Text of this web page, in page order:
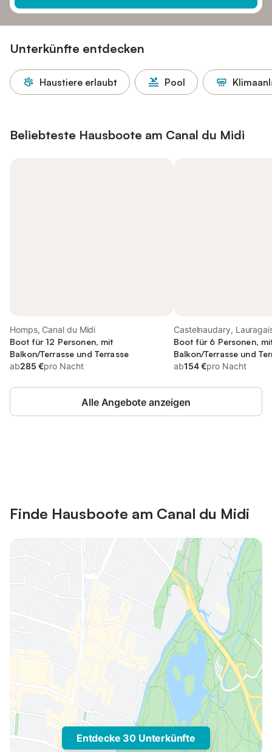
Unterkünfte entdecken
Haustiere erlaubt Pool
Beliebteste Hausboote am Canal du Midi
Homps, Canal du Midi
Boot für 12 Personen, mit
Balkon/Terrasse und Terrasse
ab285 €pro Nacht
Castelnaudary,
Boot für 6 Personen,
Balkon/Terrasse und
ab154 €pro Nacht
Alle Angebote anzeigen
Finde Hausboote am Canal du Midi
Entdecke 30 Unterkünfte